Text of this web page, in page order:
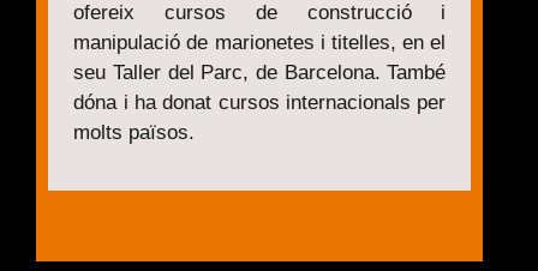
ofereix cursos de construcció i
manipulació de marionetes i titelles, en el
seu Taller del Parc, de Barcelona. També
dóna i ha donat cursos internacionals per
molts països.